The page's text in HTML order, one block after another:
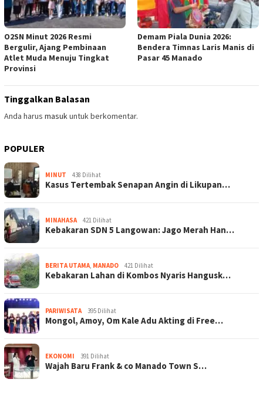
O2SN Minut 2026 Resmi
Bergulir, Ajang Pembinaan
Atlet Muda Menuju Tingkat
Provinsi
Demam Piala Dunia 2026:
Bendera Timnas Laris Manis di
Pasar 45 Manado
Tinggalkan Balasan
Anda harus masukuntuk berkomentar.
POPULER
MINUT 438 Dilihat
Kasus Tertembak Senapan Angin di Likupan…
MINAHASA 421 Dilihat
Kebakaran SDN 5 Langowan: Jago Merah Han…
BERITA UTAMA, MANADO 421 Dilihat
Kebakaran Lahan di Kombos Nyaris Hangusk…
PARIWISATA 395 Dilihat
Mongol, Amoy, Om Kale Adu Akting di Free…
EKONOMI 391 Dilihat
Wajah Baru Frank & co Manado Town S…